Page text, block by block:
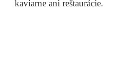
kaviarne ani reštaurácie.